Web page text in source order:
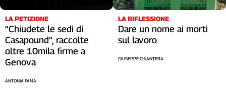
LA PETIZIONE
“Chiudete le sedi di
Casapound”, raccolte
oltre 10mila firme a
Genova
ANTONIA FAMA
LA RIFLESSIONE
Dare un nome ai morti
sul lavoro
GIUSEPPE CHIANTERA